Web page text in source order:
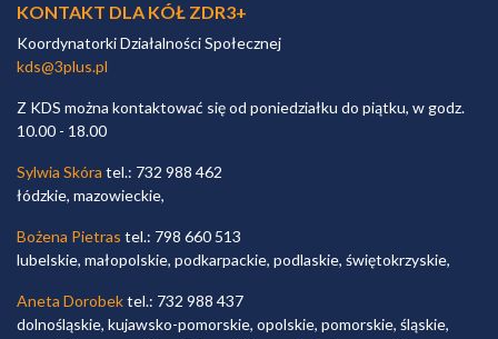
KONTAKT DLA KÓŁ ZDR3+
Koordynatorki Działalności Społecznej
kds@3plus.pl
Z KDS można kontaktować się od poniedziałku do piątku, w godz.
10.00 - 18.00
Sylwia Skóra tel.: 732 988 462
łódzkie, mazowieckie,
Bożena Pietras tel.: 798 660 513
lubelskie, małopolskie, podkarpackie, podlaskie, świętokrzyskie,
Aneta Dorobektel.: 732 988 437
dolnośląskie, kujawsko-pomorskie, opolskie, pomorskie, śląskie,